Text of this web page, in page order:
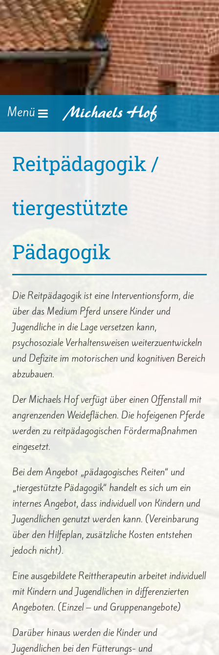
Menü
Reitpädagogik /
tiergestützte
Pädagogik
Die Reitpädagogik ist eine Interventionsform, die
über das Medium Pferd unsere Kinder und
Jugendliche in die Lage versetzen kann,
psychosoziale Verhaltensweisen weiterzuentwickeln
und Defizite im motorischen und kognitiven Bereich
abzubauen.
Der Michaels Hof verfügt über einen Offenstall mit
angrenzenden Weideflächen. Die hofeigenen Pferde
werden zu reitpädagogischen Fördermaßnahmen
eingesetzt.
Bei dem Angebot „pädagogisches Reiten“ und
„tiergestützte Pädagogik“ handelt es sich um ein
internes Angebot, dass individuell von Kindern und
Jugendlichen genutzt werden kann. (Vereinbarung
über den Hilfeplan, zusätzliche Kosten entstehen
jedoch nicht).
Eine ausgebildete Reittherapeutin arbeitet individuell
mit Kindern und Jugendlichen in differenzierten
Angeboten. (Einzel – und Gruppenangebote)
Darüber hinaus werden die Kinder und
Jugendlichen bei den Fütterungs- und